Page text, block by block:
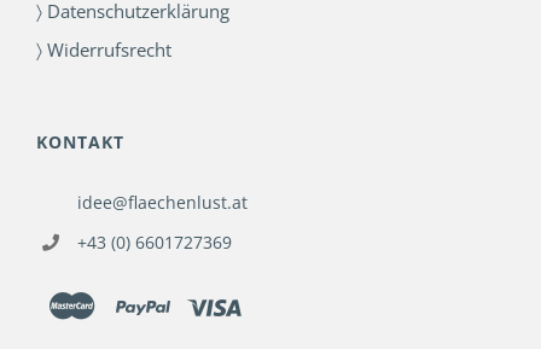
〉 Datenschutzerklärung
〉 Widerrufsrecht
KONTAKT
idee@flaechenlust.at
+43 (0) 6601727369